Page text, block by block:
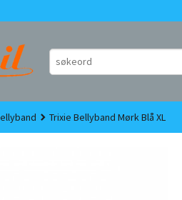
Trixie Bellyband Mørk Blå XL